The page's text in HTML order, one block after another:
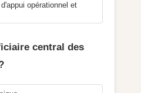
opérationnel et
central des